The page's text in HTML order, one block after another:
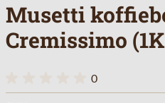
Musetti
Cremissimo
0